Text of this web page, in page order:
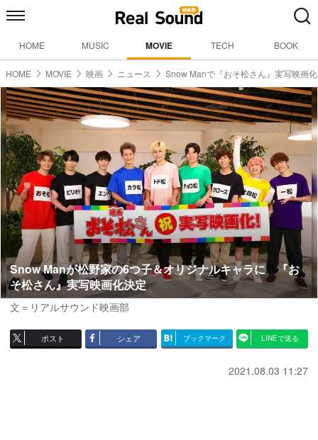
HOME MUSIC MOVIE TECH BOOK
HOME MOVIE 映画 ニュース Snow Manで『おそ松さん』実写映画化
Snow Manが松野家の6つ子＆オリジナルキャラに 『お
そ松さん』実写映画化決定
文＝リアルサウンド映画部
ポスト シェア ブックマーク LINEで送る
2021.08.03 11:27